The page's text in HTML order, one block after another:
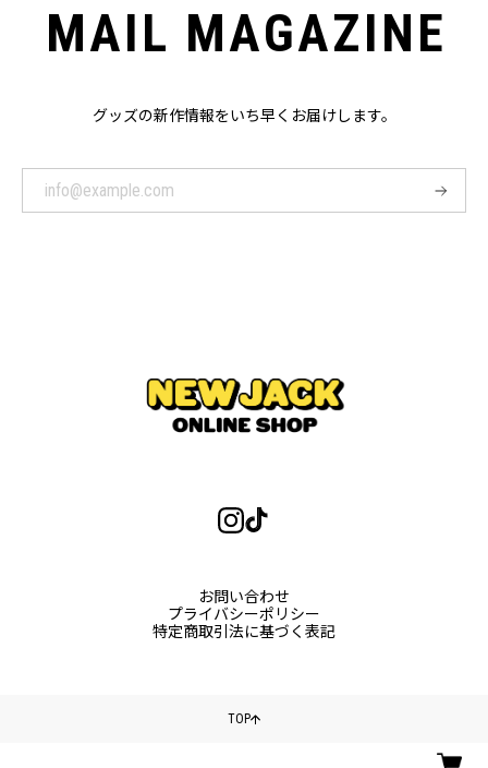
MAIL MAGAZINE
グッズの新作情報をいち早くお届けします。
登
録
お問い合わせ
プライバシーポリシー
特定商取引法に基づく表記
TOP